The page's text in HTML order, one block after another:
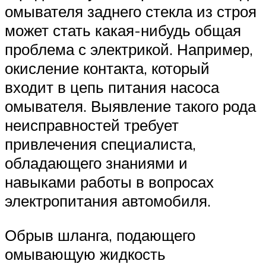
омывателя заднего стекла из строя
может стать какая-нибудь общая
проблема с электрикой. Например,
окисление контакта, который
входит в цепь питания насоса
омывателя. Выявление такого рода
неисправностей требует
привлечения специалиста,
обладающего знаниями и
навыками работы в вопросах
электропитания автомобиля.
Обрыв шланга, подающего
омывающую жидкость